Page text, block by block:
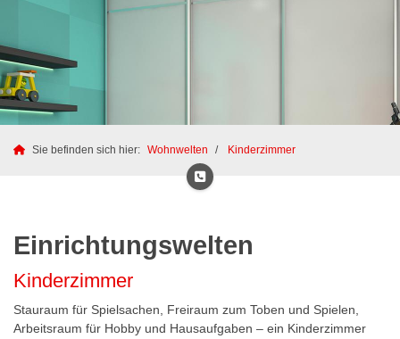
Sie befinden sich hier: Wohnwelten Kinderzimmer
Einrichtungswelten
Kinderzimmer
Stauraum für Spielsachen, Freiraum zum Toben und Spielen,
Arbeitsraum für Hobby und Hausaufgaben – ein Kinderzimmer